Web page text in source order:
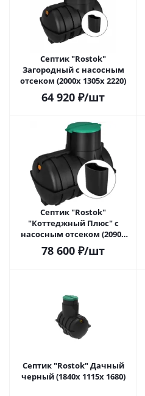
Септик "Rostok"
Загородный с насосным
отсеком (2000х 1305х 2220)
64 920 ₽/шт
Септик "Rostok"
"Коттеджный Плюс" с
насосным отсеком (2090х
1440х 2360)
78 600 ₽/шт
Септик "Rostok" Дачный
черный (1840х 1115х 1680)